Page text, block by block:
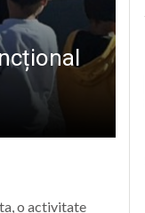
o activitate